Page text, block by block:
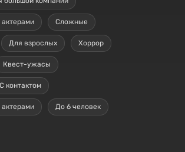
актерами Сложные
Для взрослых Хоррор
Квест-ужасы
С контактом
До 6 человек